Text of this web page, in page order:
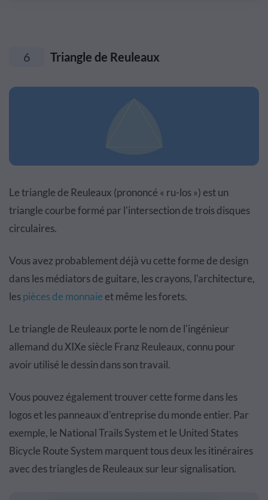
6 Triangle de Reuleaux
Le triangle de Reuleaux (prononcé « ru-los ») est un
triangle courbe formé par l'intersection de trois disques
circulaires.
Vous avez probablement déjà vu cette forme de design
dans les médiators de guitare, les crayons, l'architecture,
lespièces de monnaie et même les forets.
Le triangle de Reuleaux porte le nom de l'ingénieur
allemand du XIXe siècle Franz Reuleaux, connu pour
avoir utilisé le dessin dans son travail.
Vous pouvez également trouver cette forme dans les
logos et les panneaux d'entreprise du monde entier. Par
exemple, le National Trails System et le United States
Bicycle Route System marquent tous deux les itinéraires
avec des triangles de Reuleaux sur leur signalisation.